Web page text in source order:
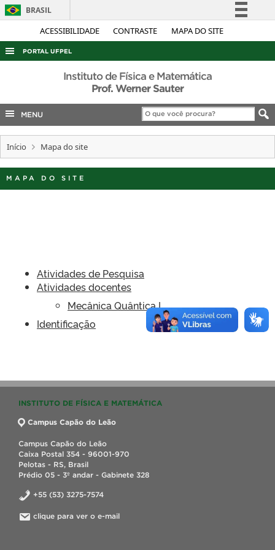
ACESSIBILIDADE CONTRASTE MAPA DO SITE
BRASIL
Simplifique!
Acesso à informação
Legislação
Canais
PORTAL UFPEL
ACESSO À INFORMAÇÃO
COBALTO
CONCURSOS
INTERNACIONAL
Instituto de Física e Matemática
Prof. Werner Sauter
MENU
Início Mapa do site
MAPA DO SITE
Atividades de Pesquisa
Atividades docentes
Mecânica Quântica I
Identificação
INSTITUTO DE FÍSICA E MATEMÁTICA
Campus Capão do Leão
Campus Capão do Leão
Caixa Postal 354 - 96001-970
Pelotas - RS, Brasil
Prédio 05 - 3º andar - Gabinete 328
+55 (53) 3275-7574
clique para ver o e-mail